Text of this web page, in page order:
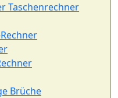
Taschenrechner
Brüche